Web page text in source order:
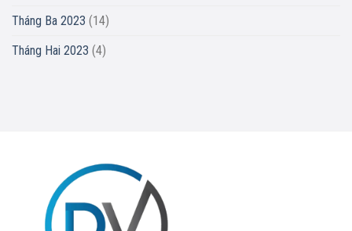
Tháng Ba 2023 (14)
Tháng Hai 2023 (4)